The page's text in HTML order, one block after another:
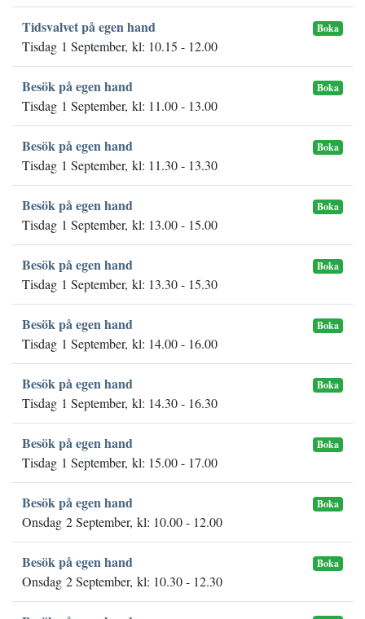
Tidsvalvet på egen hand Boka
Tisdag 1 September, kl: 10.15 - 12.00
Besök på egen hand Boka
Tisdag 1 September, kl: 11.00 - 13.00
Besök på egen hand Boka
Tisdag 1 September, kl: 11.30 - 13.30
Besök på egen hand Boka
Tisdag 1 September, kl: 13.00 - 15.00
Besök på egen hand Boka
Tisdag 1 September, kl: 13.30 - 15.30
Besök på egen hand Boka
Tisdag 1 September, kl: 14.00 - 16.00
Besök på egen hand Boka
Tisdag 1 September, kl: 14.30 - 16.30
Besök på egen hand Boka
Tisdag 1 September, kl: 15.00 - 17.00
Besök på egen hand Boka
Onsdag 2 September, kl: 10.00 - 12.00
Besök på egen hand Boka
Onsdag 2 September, kl: 10.30 - 12.30